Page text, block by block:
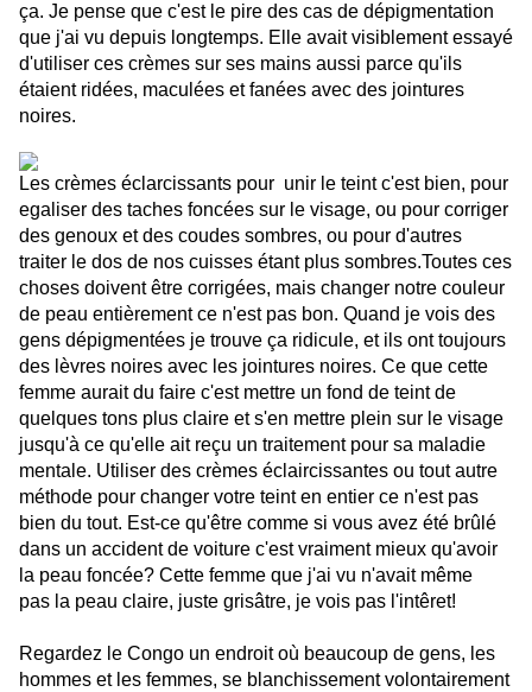
ça. Je pense que c'est le pire des cas de dépigmentation
que j'ai vu depuis longtemps. Elle avait visiblement essayé
d'utiliser ces crèmes sur ses mains aussi parce qu'ils
étaient ridées, maculées et fanées avec des jointures
noires.
Les crèmes éclarcissants pour unir le teint c'est bien, pour
egaliser des taches foncées sur le visage, ou pour corriger
des genoux et des coudes sombres, ou pour d'autres
traiter le dos de nos cuisses étant plus sombres.Toutes ces
choses doivent être corrigées, mais changer notre couleur
de peau entièrement ce n'est pas bon. Quand je vois des
gens dépigmentées je trouve ça ridicule, et ils ont toujours
des lèvres noires avec les jointures noires. Ce que cette
femme aurait du faire c'est mettre un fond de teint de
quelques tons plus claire et s'en mettre plein sur le visage
jusqu'à ce qu'elle ait reçu un traitement pour sa maladie
mentale. Utiliser des crèmes éclaircissantes ou tout autre
méthode pour changer votre teint en entier ce n'est pas
bien du tout. Est-ce qu'être comme si vous avez été brûlé
dans un accident de voiture c'est vraiment mieux qu'avoir
la peau foncée? Cette femme que j'ai vu n'avait même
pas la peau claire, juste grisâtre, je vois pas l'intêret!
Regardez le Congo un endroit où beaucoup de gens, les
hommes et les femmes, se blanchissement volontairement